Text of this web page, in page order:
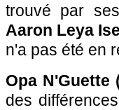
trouvé par
Aaron Leya
n'a pas été en
Opa N'Guette
des